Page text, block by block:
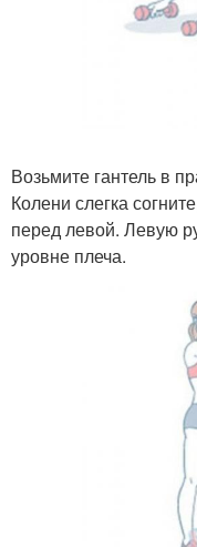
Возьмите гантель в
Колени слегка
перед левой. Левую
уровне плеча.